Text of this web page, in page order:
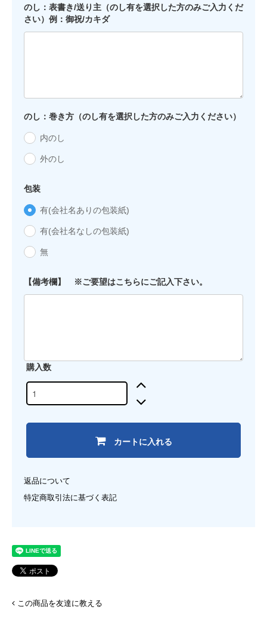
のし：表書き/送り主（のし有を選択した方のみご入力くだ
さい）例：御祝/カキダ
のし：巻き方（のし有を選択した方のみご入力ください）
内のし
外のし
包装
有(会社名ありの包装紙)
有(会社名なしの包装紙)
無
【備考欄】 ※ご要望はこちらにご記入下さい。
購入数
カートに入れる
返品について
特定商取引法に基づく表記
この商品を友達に教える